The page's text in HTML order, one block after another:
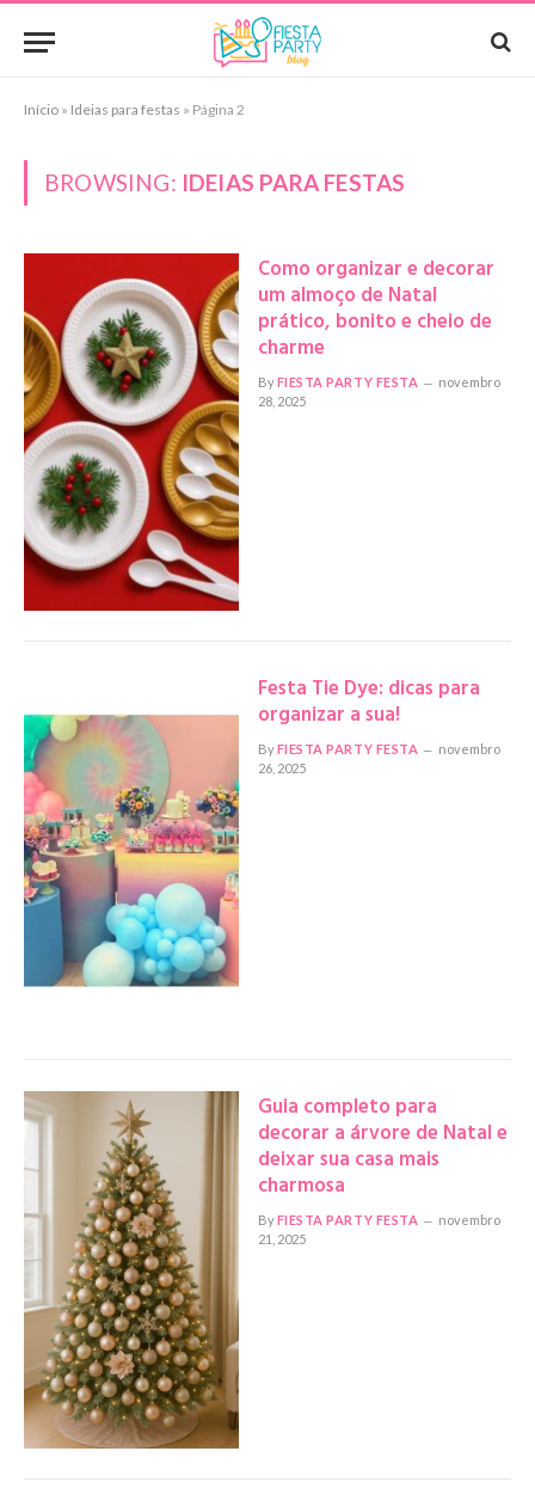
Início » Ideias para festas » Página 2
BROWSING: IDEIAS PARA FESTAS
Como organizar e decorar
um almoço de Natal
prático, bonito e cheio de
charme
ByFIESTA PARTY FESTA
novembro
28, 2025
Festa Tie Dye: dicas para
organizar a sua!
ByFIESTA PARTY FESTA
novembro
26, 2025
Guia completo para
decorar a árvore de Natal e
deixar sua casa mais
charmosa
ByFIESTA PARTY FESTA
novembro
21, 2025